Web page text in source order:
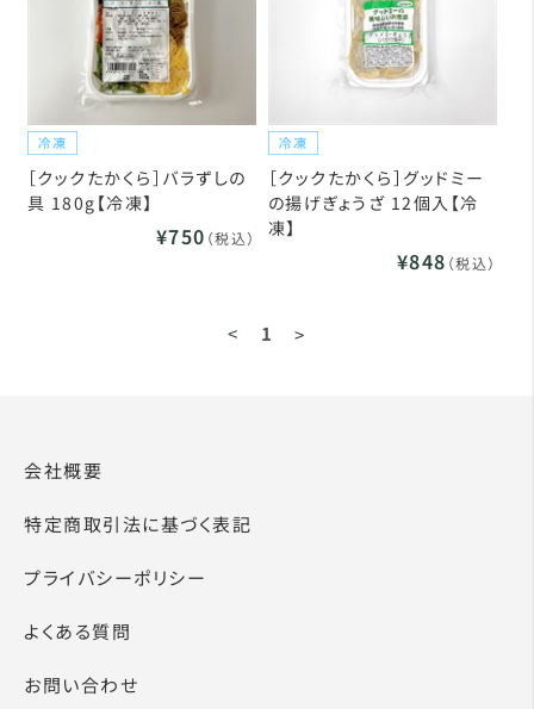
［クックたかくら］バラずしの
具 180g【冷凍】
¥750 （税込）
［クックたかくら］グッドミー
の揚げぎょうざ 12個入【冷
凍】
¥848 （税込）
< 1 >
会社概要
特定商取引法に基づく表記
プライバシーポリシー
よくある質問
お問い合わせ